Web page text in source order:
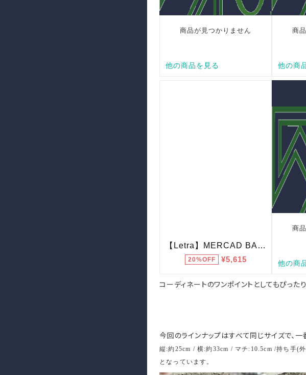
コーディネートのワンポイントとしてもぴっ
今回のラインナップはすべて同じサイズで、
縦:約25cm / 横:約33cm / マチ:10.5cm /持ち手(
となっています。